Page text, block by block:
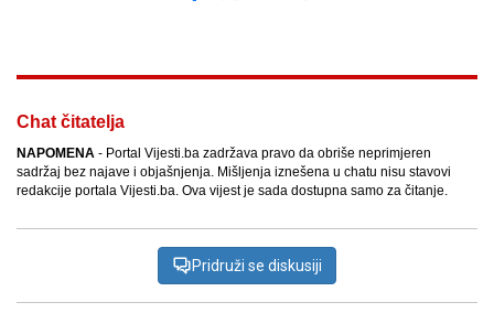
Chat čitatelja
NAPOMENA - Portal Vijesti.ba zadržava pravo da obriše neprimjeren
sadržaj bez najave i objašnjenja. Mišljenja iznešena u chatu nisu stavovi
redakcije portala Vijesti.ba. Ova vijest je sada dostupna samo za čitanje.
Pridruži se diskusiji